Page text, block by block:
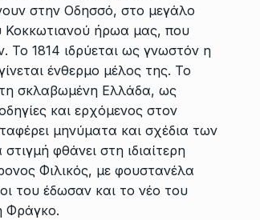
στην Οδησσό, στο μεγάλο
Κοκκωτιανού ήρωα μας, που
1814 ιδρύεται ως γνωστόν η
ένθερμο μέλος της. Το
σκλαβωμένη Ελλάδα, ως
και ερχόμενος στον
μηνύματα και σχέδια των
φθάνει στη ιδιαίτερη
Φιλικός, με φουστανέλα
του έδωσαν και το νέο του
Φράγκο.